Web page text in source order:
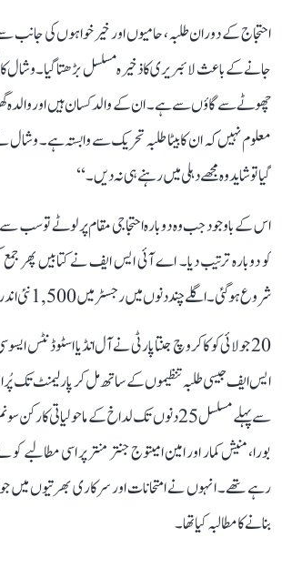
احتجاج کے دوران طلبہ، حامیوں اور خیرخواہوں کی جانب
جانے کے باعث لائبریری کا ذخیرہ مسلسل بڑھتا گیا۔
چھوٹے سے گاؤں سے ہے۔ ان کے والد کسان ہیں اور والدہ
معلوم نہیں کہ ان کا بیٹا طلبہ تحریک سے وابستہ ہے۔ وشال
گیا تو شاید وہ مجھے دہلی میں رہنے ہی نہ دیں۔‘‘
اس کے باوجود جب وہ دوبارہ احتجاجی مقام پر لوٹے تو سب
کو دوبارہ ترتیب دیا۔ اے آئی ایس ایف نے کتابیں پھر
شروع ہو گئی۔ اگلے چند دنوں میں رجسٹر میں 1,500 نئی اندراجات ہو چکی تھیں۔
20 جولائی کو کاکروچ جنتا پارٹی نے آل انڈیا اسٹوڈنٹس
ایس ایف جیسی طلبہ تنظیموں کے ساتھ مل کر پارلیمنٹ تک
سے پہلے مسلسل 25 دنوں تک لداخ کے ماحولیاتی
بورا، منیش کمار اور امین امیتوج جنتر منتر پر اسی مطالبے
رہے تھے۔ انہوں نے امتحانات اور سرکاری بھرتیوں میں
بنانے کا مطالبہ کیا تھا۔